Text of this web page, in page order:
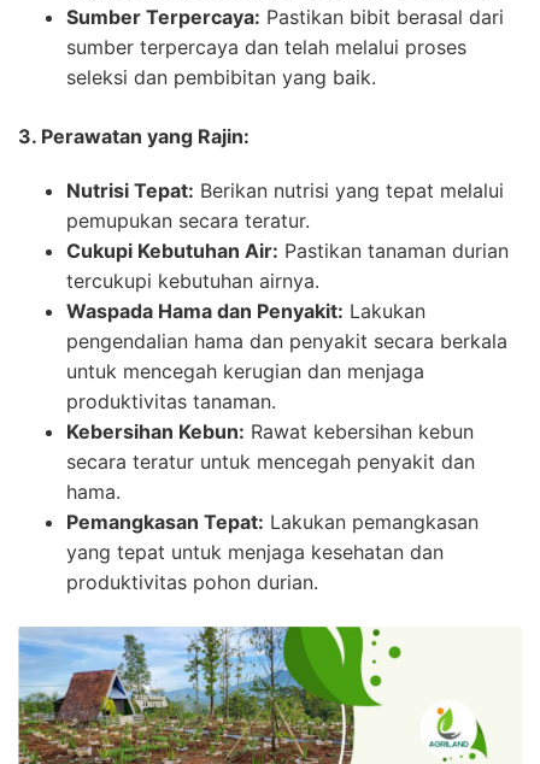
Sumber Terpercaya: Pastikan bibit berasal dari
sumber terpercaya dan telah melalui proses
seleksi dan pembibitan yang baik.
3. Perawatan yang Rajin:
Nutrisi Tepat: Berikan nutrisi yang tepat melalui
pemupukan secara teratur.
Cukupi Kebutuhan Air: Pastikan tanaman durian
tercukupi kebutuhan airnya.
Waspada Hama dan Penyakit: Lakukan
pengendalian hama dan penyakit secara berkala
untuk mencegah kerugian dan menjaga
produktivitas tanaman.
Kebersihan Kebun: Rawat kebersihan kebun
secara teratur untuk mencegah penyakit dan
hama.
Pemangkasan Tepat: Lakukan pemangkasan
yang tepat untuk menjaga kesehatan dan
produktivitas pohon durian.